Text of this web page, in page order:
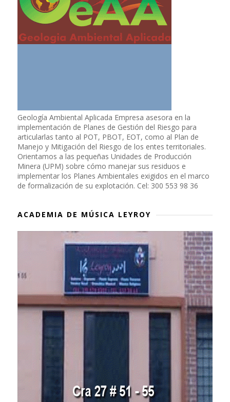
Geología Ambiental Aplicada Empresa asesora en la
implementación de Planes de Gestión del Riesgo para
articularlas tanto al POT, PBOT, EOT, como al Plan de
Manejo y Mitigación del Riesgo de los entes territoriales.
Orientamos a las pequeñas Unidades de Producción
Minera (UPM) sobre cómo manejar sus residuos e
implementar los Planes Ambientales exigidos en el marco
de formalización de su explotación. Cel: 300 553 98 36
ACADEMIA DE MÚSICA LEYROY